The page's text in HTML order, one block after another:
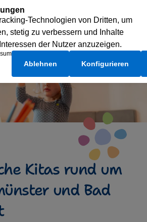
Kitas rund um
und Bad